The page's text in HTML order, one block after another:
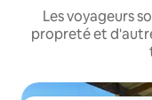
Les voyageurs
propreté et